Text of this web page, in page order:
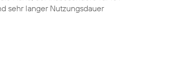
sehr langer Nutzungsdauer